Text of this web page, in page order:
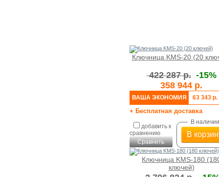
Ключница KMS-20 (20
422 287 р. -15%
358 944 р.
ВАША ЭКОНОМИЯ 63 343 р.
+ Бесплатная доставка
добавить к
сравнению
Сравнить
В наличии
В
Ключница KMS-180
ключей)